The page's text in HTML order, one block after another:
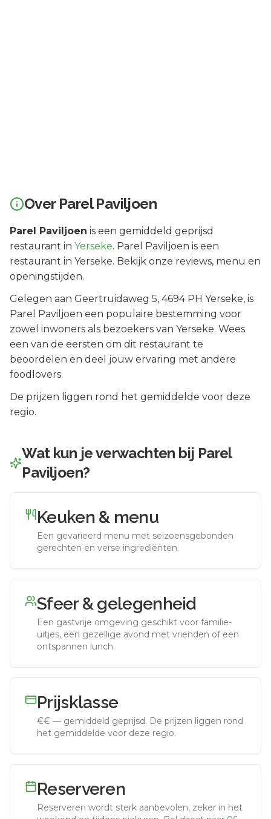
Over Parel Paviljoen
Parel Paviljoen is een gemiddeld geprijsd
restaurant in Yerseke. Parel Paviljoen is een
restaurant in Yerseke. Bekijk onze reviews, menu en
openingstijden.
Gelegen aan Geertruidaweg 5, 4694 PH Yerseke, is
Parel Paviljoen een populaire bestemming voor
zowel inwoners als bezoekers van Yerseke. Wees
een van de eersten om dit restaurant te
beoordelen en deel jouw ervaring met andere
foodlovers.
De prijzen liggen rond het gemiddelde voor deze
regio.
Wat kun je verwachten bij Parel
Paviljoen?
Keuken & menu
Een gevarieerd menu met seizoensgebonden
gerechten en verse ingrediënten.
Sfeer & gelegenheid
Een gastvrije omgeving geschikt voor familie-
uitjes, een gezellige avond met vrienden of een
ontspannen lunch.
Prijsklasse
€€ — gemiddeld geprijsd. De prijzen liggen rond
het gemiddelde voor deze regio.
Reserveren
Reserveren wordt sterk aanbevolen, zeker in het